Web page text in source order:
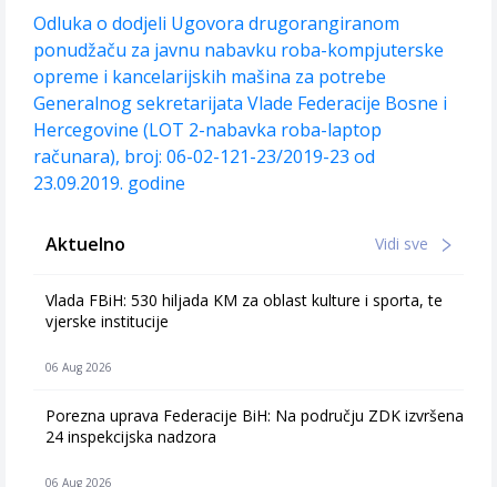
Odluka o dodjeli Ugovora drugorangiranom
ponudžaču za javnu nabavku roba-kompjuterske
opreme i kancelarijskih mašina za potrebe
Generalnog sekretarijata Vlade Federacije Bosne i
Hercegovine (LOT 2-nabavka roba-laptop
računara), broj: 06-02-121-23/2019-23 od
23.09.2019. godine
Aktuelno Vidi sve
Vlada FBiH: 530 hiljada KM za oblast kulture i sporta, te
vjerske institucije
06 Aug 2026
Porezna uprava Federacije BiH: Na području ZDK izvršena
24 inspekcijska nadzora
06 Aug 2026